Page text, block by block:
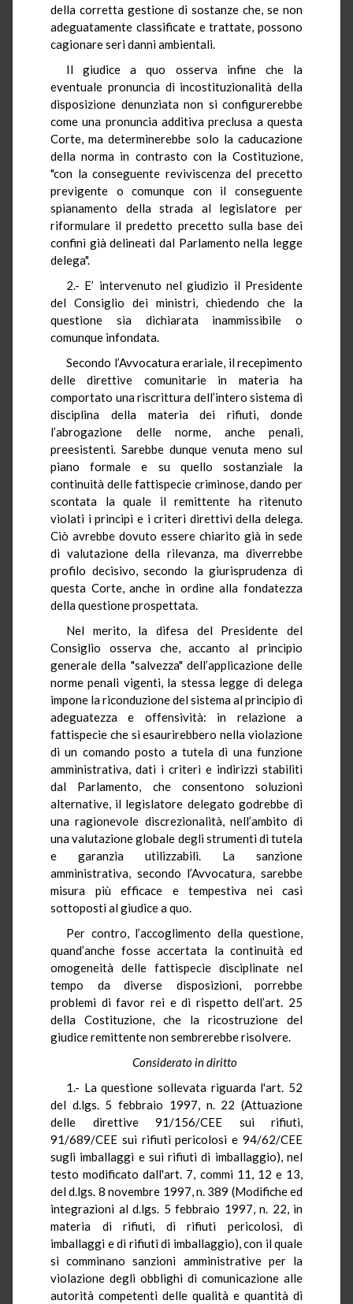
della corretta gestione di sostanze che, se non
adeguatamente classificate e trattate, possono
cagionare seri danni ambientali.
Il giudice a quo osserva infine che la
eventuale pronuncia di incostituzionalità della
disposizione denunziata non si configurerebbe
come una pronuncia additiva preclusa a questa
Corte, ma determinerebbe solo la caducazione
della norma in contrasto con la Costituzione,
"con la conseguente reviviscenza del precetto
previgente o comunque con il conseguente
spianamento della strada al legislatore per
riformulare il predetto precetto sulla base dei
confini già delineati dal Parlamento nella legge
delega".
2.- E’ intervenuto nel giudizio il Presidente
del Consiglio dei ministri, chiedendo che la
questione sia dichiarata inammissibile o
comunque infondata.
Secondo l’Avvocatura erariale, il recepimento
delle direttive comunitarie in materia ha
comportato una riscrittura dell’intero sistema di
disciplina della materia dei rifiuti, donde
l’abrogazione delle norme, anche penali,
preesistenti. Sarebbe dunque venuta meno sul
piano formale e su quello sostanziale la
continuità delle fattispecie criminose, dando per
scontata la quale il remittente ha ritenuto
violati i principi e i criteri direttivi della delega.
Ciò avrebbe dovuto essere chiarito già in sede
di valutazione della rilevanza, ma diverrebbe
profilo decisivo, secondo la giurisprudenza di
questa Corte, anche in ordine alla fondatezza
della questione prospettata.
Nel merito, la difesa del Presidente del
Consiglio osserva che, accanto al principio
generale della "salvezza" dell’applicazione delle
norme penali vigenti, la stessa legge di delega
impone la riconduzione del sistema al principio di
adeguatezza e offensività: in relazione a
fattispecie che si esaurirebbero nella violazione
di un comando posto a tutela di una funzione
amministrativa, dati i criteri e indirizzi stabiliti
dal Parlamento, che consentono soluzioni
alternative, il legislatore delegato godrebbe di
una ragionevole discrezionalità, nell’ambito di
una valutazione globale degli strumenti di tutela
e garanzia utilizzabili. La sanzione
amministrativa, secondo l’Avvocatura, sarebbe
misura più efficace e tempestiva nei casi
sottoposti al giudice a quo.
Per contro, l’accoglimento della questione,
quand’anche fosse accertata la continuità ed
omogeneità delle fattispecie disciplinate nel
tempo da diverse disposizioni, porrebbe
problemi di favor rei e di rispetto dell’art. 25
della Costituzione, che la ricostruzione del
giudice remittente non sembrerebbe risolvere.
Considerato in diritto
1.- La questione sollevata riguarda l'art. 52
del d.lgs. 5 febbraio 1997, n. 22 (Attuazione
delle direttive 91/156/CEE sui rifiuti,
91/689/CEE sui rifiuti pericolosi e 94/62/CEE
sugli imballaggi e sui rifiuti di imballaggio), nel
testo modificato dall'art. 7, commi 11, 12 e 13,
del d.lgs. 8 novembre 1997, n. 389 (Modifiche ed
integrazioni al d.lgs. 5 febbraio 1997, n. 22, in
materia di rifiuti, di rifiuti pericolosi, di
imballaggi e di rifiuti di imballaggio), con il quale
si comminano sanzioni amministrative per la
violazione degli obblighi di comunicazione alle
autorità competenti delle qualità e quantità di